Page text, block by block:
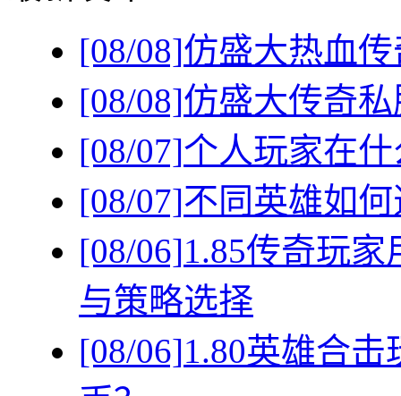
[08/08]仿盛大热血
[08/08]仿盛大传奇
[08/07]个人玩家在
[08/07]不同英雄如
[08/06]1.85传奇玩
与策略选择
[08/06]1.80英雄合